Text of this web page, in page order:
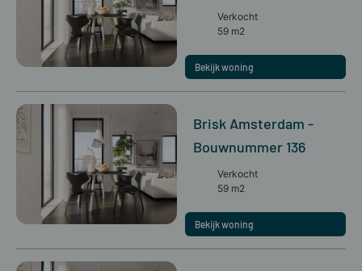
Verkocht
59 m2
Bekijk woning
Brisk Amsterdam -
Bouwnummer 136
Verkocht
59 m2
Bekijk woning